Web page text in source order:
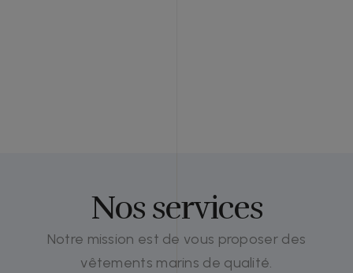
Nos services
Notre mission est de vous proposer des
vêtements marins de qualité.